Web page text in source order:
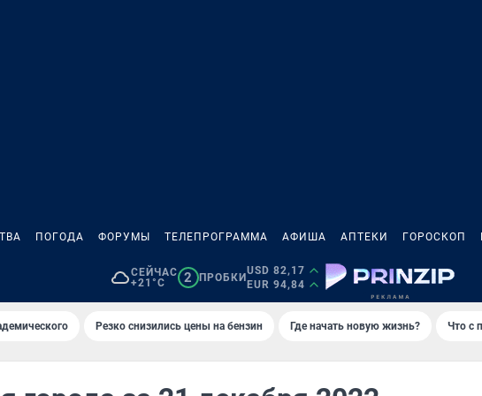
ПОГОДА ФОРУМЫ ТЕЛЕПРОГРАММА АФИША АПТЕКИ ГОРОСКОП
СЕЙЧАС
+21°C
2 ПРОБКИ
USD 82,17
EUR 94,84
Резко снизились цены на бензин Где начать новую жизнь? Что с